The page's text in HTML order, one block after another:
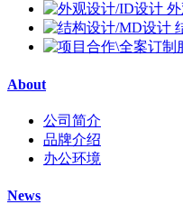
About
公司简介
品牌介绍
办公环境
News